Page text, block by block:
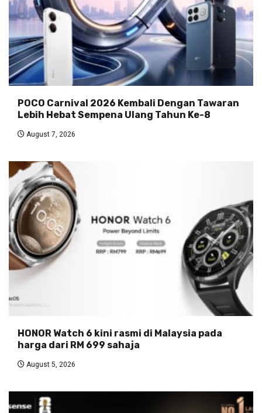
POCO Carnival 2026 Kembali Dengan Tawaran
Lebih Hebat Sempena Ulang Tahun Ke-8
August 7, 2026
HONOR Watch 6 kini rasmi di Malaysia pada
harga dari RM 699 sahaja
August 5, 2026